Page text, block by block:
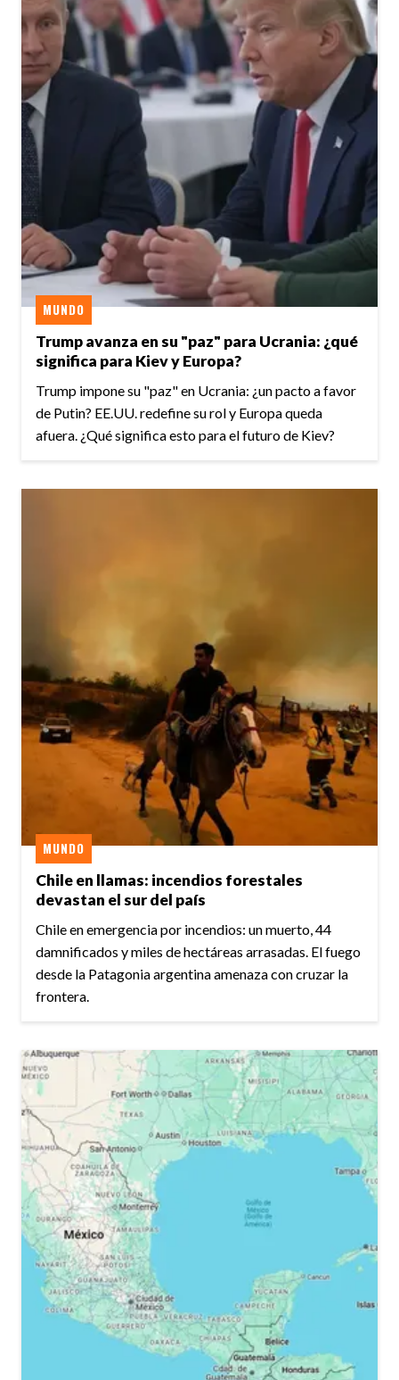
Trump avanza en su "paz" para Ucrania: ¿qué
significa para Kiev y Europa?
MUNDO
Trump impone su "paz" en Ucrania: ¿un pacto a favor
de Putin? EE.UU. redefine su rol y Europa queda
afuera. ¿Qué significa esto para el futuro de Kiev?
Chile en llamas: incendios forestales
devastan el sur del país
MUNDO
Chile en emergencia por incendios: un muerto, 44
damnificados y miles de hectáreas arrasadas. El fuego
desde la Patagonia argentina amenaza con cruzar la
frontera.